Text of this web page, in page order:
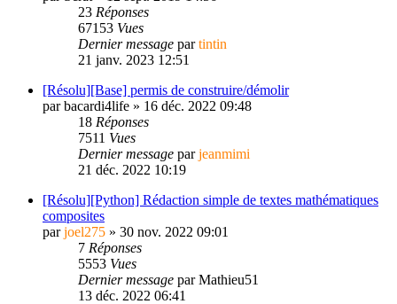
23 Réponses
67153 Vues
Dernier message partintin
21 janv. 2023 12:51
[Résolu][Base] permis de construire/démolir
parbacardi4life » 16 déc. 2022 09:48
18 Réponses
7511 Vues
Dernier message parjeanmimi
21 déc. 2022 10:19
[Résolu][Python] Rédaction simple de textes mathématiques
composites
parjoel275 » 30 nov. 2022 09:01
7 Réponses
5553 Vues
Dernier message parMathieu51
13 déc. 2022 06:41